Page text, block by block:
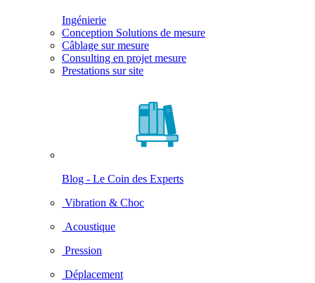
Ingénierie
Conception Solutions de mesure
Câblage sur mesure
Consulting en projet mesure
Prestations sur site
Blog - Le Coin des Experts
Vibration & Choc
Acoustique
Pression
Déplacement